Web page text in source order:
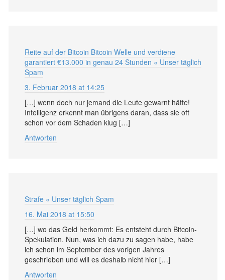
Reite auf der Bitcoin Bitcoin Welle und verdiene
garantiert €13.000 in genau 24 Stunden « Unser täglich
Spam
3. Februar 2018 at 14:25
[…] wenn doch nur jemand die Leute gewarnt hätte!
Intelligenz erkennt man übrigens daran, dass sie oft
schon vor dem Schaden klug […]
Antworten
Strafe « Unser täglich Spam
16. Mai 2018 at 15:50
[…] wo das Geld herkommt: Es entsteht durch Bitcoin-
Spekulation. Nun, was ich dazu zu sagen habe, habe
ich schon im September des vorigen Jahres
geschrieben und will es deshalb nicht hier […]
Antworten